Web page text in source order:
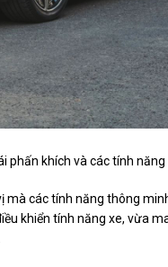
phấn khích và các tính năng
mà các tính năng thông
khiển tính năng xe, vừa